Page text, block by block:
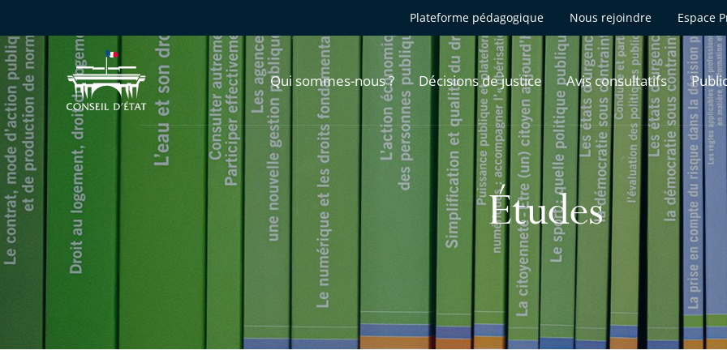
Plateforme pédagogique Nous rejoindre Espace
Qui sommes-nous ? Décisions de justice Avis consultatifs
Études